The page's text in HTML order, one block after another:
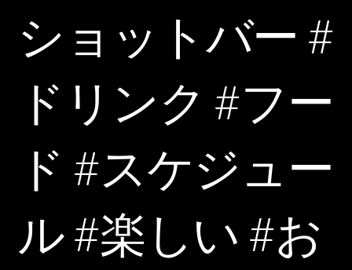
ショットバー #
ドリンク #フー
ド #スケジュー
ル #楽しい #お